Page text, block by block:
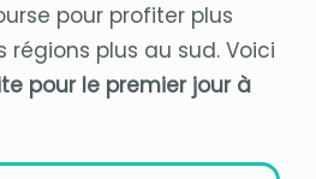
pour profiter plus
régions plus au sud. Voici
pour le premier jour à